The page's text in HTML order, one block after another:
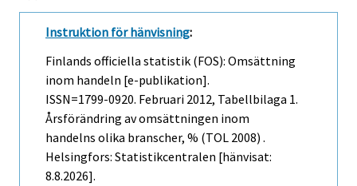
Instruktion för hänvisning:
Finlands officiella statistik (FOS): Omsättning
inom handeln [e-publikation].
ISSN=1799-0920. Februari 2012, Tabellbilaga 1.
Årsförändring av omsättningen inom
handelns olika branscher, % (TOL 2008) .
Helsingfors: Statistikcentralen [hänvisat:
8.8.2026].